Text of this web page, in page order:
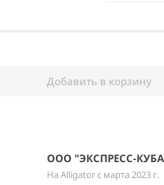
Добавить в корзину
ООО "ЭКСПРЕСС-
На Alligator с марта 2023 г.